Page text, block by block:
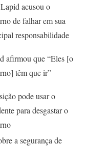
acusou o
de falhar em sua
responsabilidade
afirmou que “Eles [o
têm que ir”
pode usar o
para desgastar o
a segurança de